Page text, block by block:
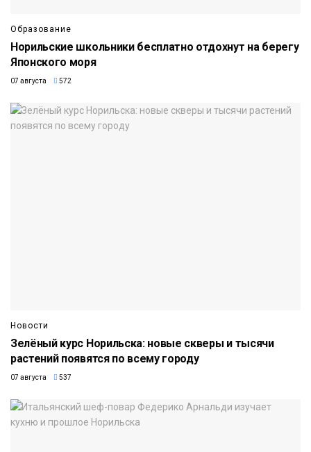
Образование
Норильские школьники бесплатно отдохнут на берегу
Японского моря
07 августа 572
Новости
Зелёный курс Норильска: новые скверы и тысячи
растений появятся по всему городу
07 августа 537